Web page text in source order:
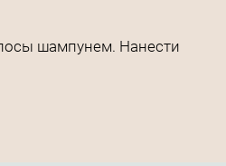
шампунем. Нанести